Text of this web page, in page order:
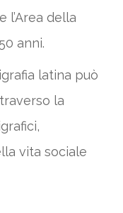
l’Area della
anni.
latina può
la
vita sociale